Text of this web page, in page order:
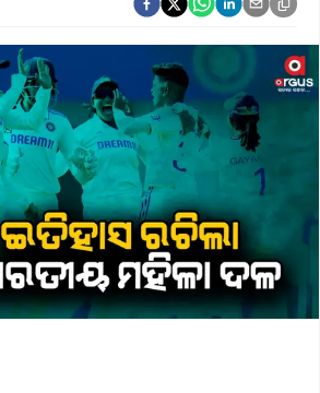
Argus Swaad Odisha
Argus Chalo Dekhein Apna Desh